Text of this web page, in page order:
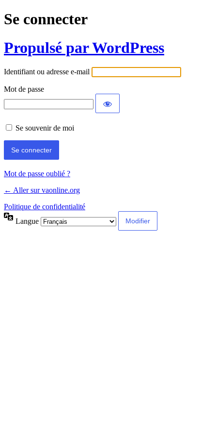
Se connecter
Propulsé par WordPress
Identifiant ou adresse e-mail
Mot de passe
Se souvenir de moi
Mot de passe oublié ?
← Aller sur vaonline.org
Politique de confidentialité
Langue